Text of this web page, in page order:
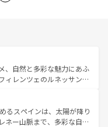
、自然と多彩な魅力にあふ
ィレンツェのルネッサンス
景やアマルフィ海岸の絶
。観光の合間には、本場の
リア料理を堪能することも
るスペインは、太陽が降り
ネー山脈まで、多彩な自然